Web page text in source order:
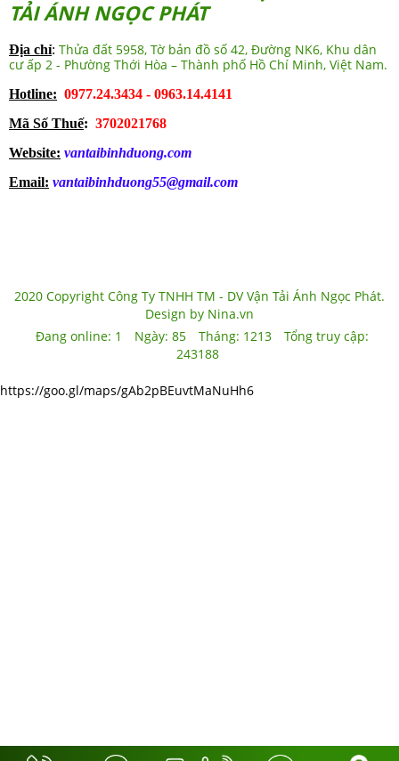
TẢI ÁNH NGỌC PHÁT
Địa chỉ: Thửa đất 5958, Tờ bản đồ số 42, Đường NK6, Khu dân
cư ấp 2 - Phường Thới Hòa – Thành phố Hồ Chí Minh, Việt Nam.
Hotline: 0977.24.3434 - 0963.14.4141
Mã Số Thuế: 3702021768
Website: vantaibinhduong.com
Email: vantaibinhduong55@gmail.com
2020 Copyright Công Ty TNHH TM - DV Vận Tải Ánh Ngọc Phát.
Design by Nina.vn
Đang online: 1 Ngày: 85 Tháng: 1213
Tổng truy cập:
243188
https://goo.gl/maps/gAb2pBEuvtMaNuHh6